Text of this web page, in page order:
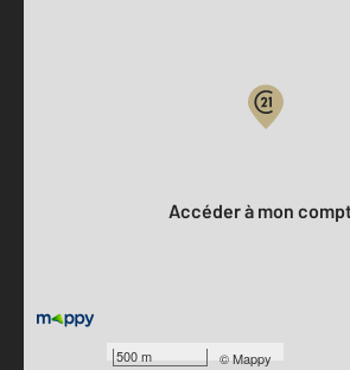
500 m ©Mappy
Accéder à mon